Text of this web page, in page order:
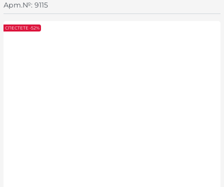
Арт.№: 9115
СПЕСТЕТЕ -52%